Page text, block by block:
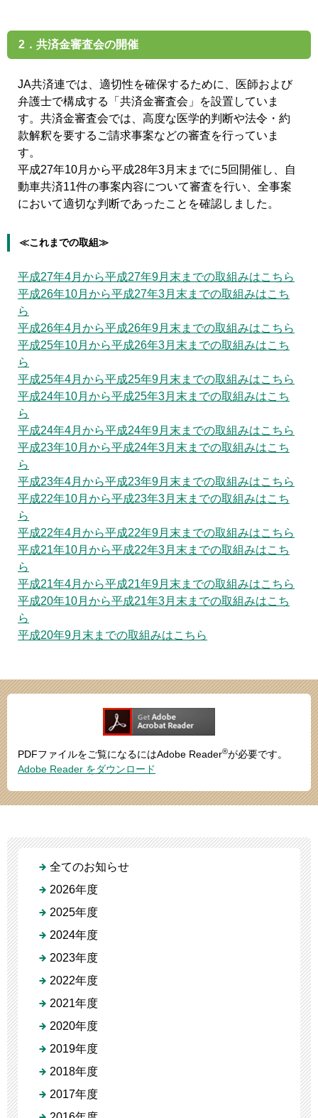
2．共済金審査会の開催
JA共済連では、適切性を確保するために、医師および
弁護士で構成する「共済金審査会」を設置していま
す。共済金審査会では、高度な医学的判断や法令・約
款解釈を要するご請求事案などの審査を行っていま
す。
平成27年10月から平成28年3月末までに5回開催し、自
動車共済11件の事案内容について審査を行い、全事案
において適切な判断であったことを確認しました。
≪これまでの取組≫
平成27年4月から平成27年9月末までの取組みはこちら
平成26年10月から平成27年3月末までの取組みはこち
ら
平成26年4月から平成26年9月末までの取組みはこちら
平成25年10月から平成26年3月末までの取組みはこち
ら
平成25年4月から平成25年9月末までの取組みはこちら
平成24年10月から平成25年3月末までの取組みはこち
ら
平成24年4月から平成24年9月末までの取組みはこちら
平成23年10月から平成24年3月末までの取組みはこち
ら
平成23年4月から平成23年9月末までの取組みはこちら
平成22年10月から平成23年3月末までの取組みはこち
ら
平成22年4月から平成22年9月末までの取組みはこちら
平成21年10月から平成22年3月末までの取組みはこち
ら
平成21年4月から平成21年9月末までの取組みはこちら
平成20年10月から平成21年3月末までの取組みはこち
ら
平成20年9月末までの取組みはこちら
PDFファイルをご覧になるにはAdobe Reader®が必要です。
Adobe Reader をダウンロード
全てのお知らせ
2026年度
2025年度
2024年度
2023年度
2022年度
2021年度
2020年度
2019年度
2018年度
2017年度